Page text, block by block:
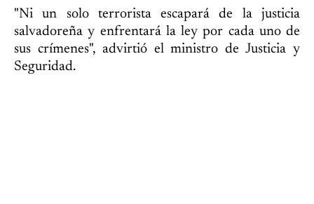
"Ni un solo terrorista escapará de la justicia
salvadoreña y enfrentará la ley por cada uno de
sus crímenes", advirtió el ministro de Justicia y
Seguridad.